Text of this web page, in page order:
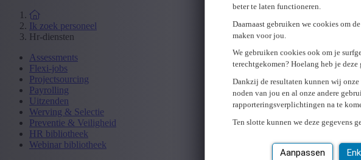
beter te laten functioneren.
Daarnaast gebruiken we cookies om
maken voor jou.
We gebruiken cookies ook om je
terechtgekomen? Hoelang heb je
Dankzij de resultaten kunnen wij onze
noden van jou en al onze andere
rapporteringsverplichtingen na te
Ten slotte kunnen we deze gegevens
Aanpassen
Ik zoek personeel
Hr-diensten
Assessments
Flexi-jobs
Projectsourcing
Payrolling
Uitzenden
Werving & Selectie
Preventie & Veiligheid
HR bibliotheek
Webinar bibliotheek